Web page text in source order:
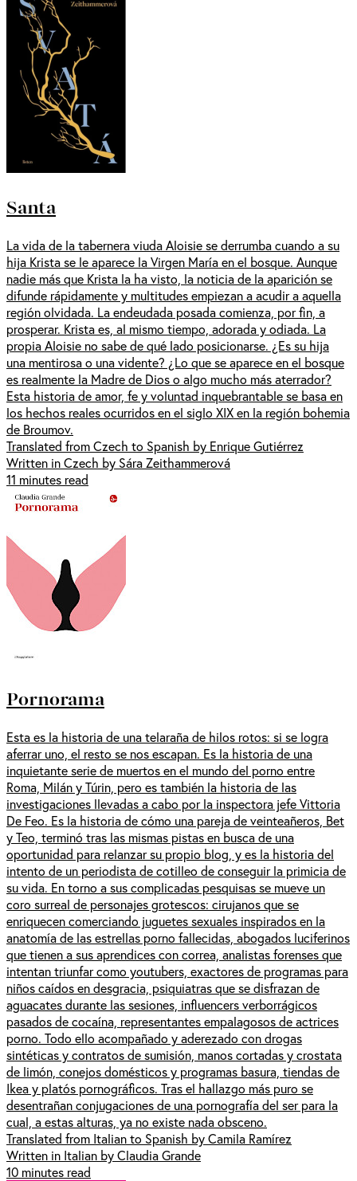
Santa
La vida de la tabernera viuda Aloisie se derrumba cuando a su
hija Krista se le aparece la Virgen María en el bosque. Aunque
nadie más que Krista la ha visto, la noticia de la aparición se
difunde rápidamente y multitudes empiezan a acudir a aquella
región olvidada. La endeudada posada comienza, por fin, a
prosperar. Krista es, al mismo tiempo, adorada y odiada. La
propia Aloisie no sabe de qué lado posicionarse. ¿Es su hija
una mentirosa o una vidente? ¿Lo que se aparece en el bosque
es realmente la Madre de Dios o algo mucho más aterrador?
Esta historia de amor, fe y voluntad inquebrantable se basa en
los hechos reales ocurridos en el siglo XIX en la región bohemia
de Broumov.
Translated from Czech to Spanish by Enrique Gutiérrez
Written in Czech by Sára Zeithammerová
11 minutes read
Pornorama
Esta es la historia de una telaraña de hilos rotos: si se logra
aferrar uno, el resto se nos escapan. Es la historia de una
inquietante serie de muertos en el mundo del porno entre
Roma, Milán y Túrin, pero es también la historia de las
investigaciones llevadas a cabo por la inspectora jefe Vittoria
De Feo. Es la historia de cómo una pareja de veinteañeros, Bet
y Teo, terminó tras las mismas pistas en busca de una
oportunidad para relanzar su propio blog, y es la historia del
intento de un periodista de cotilleo de conseguir la primicia de
su vida. En torno a sus complicadas pesquisas se mueve un
coro surreal de personajes grotescos: cirujanos que se
enriquecen comerciando juguetes sexuales inspirados en la
anatomía de las estrellas porno fallecidas, abogados luciferinos
que tienen a sus aprendices con correa, analistas forenses que
intentan triunfar como youtubers, exactores de programas para
niños caídos en desgracia, psiquiatras que se disfrazan de
aguacates durante las sesiones, influencers verborrágicos
pasados de cocaína, representantes empalagosos de actrices
porno. Todo ello acompañado y aderezado con drogas
sintéticas y contratos de sumisión, manos cortadas y crostata
de limón, conejos domésticos y programas basura, tiendas de
Ikea y platós pornográficos. Tras el hallazgo más puro se
desentrañan conjugaciones de una pornografía del ser para la
cual, a estas alturas, ya no existe nada obsceno.
Translated from Italian to Spanish by Camila Ramírez
Written in Italian by Claudia Grande
10 minutes read